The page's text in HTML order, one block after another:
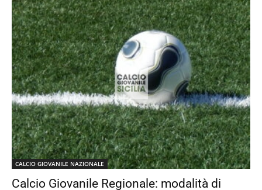
CALCIO GIOVANILE NAZIONALE
Calcio Giovanile Regionale: modalità di